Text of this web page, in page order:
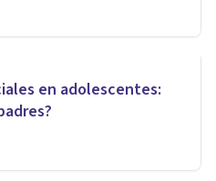
en adolescentes: